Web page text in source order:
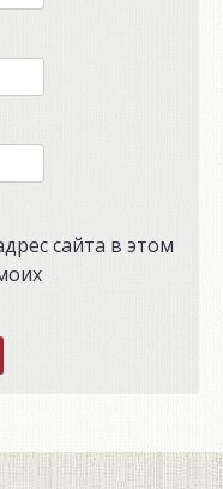
сайта в этом